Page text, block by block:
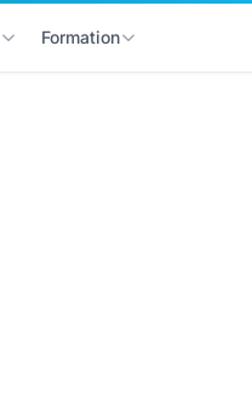
Formation